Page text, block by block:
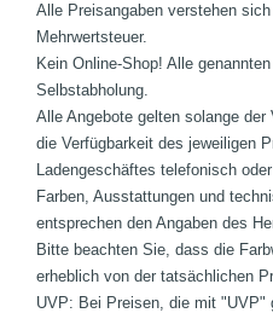
Alle Preisangaben verstehen
Mehrwertsteuer.
Kein Online-Shop! Alle
Selbstabholung.
Alle Angebote gelten solange
die Verfügbarkeit des jeweiligen
Ladengeschäftes telefonisch
Farben, Ausstattungen und
entsprechen den Angaben des
Bitte beachten Sie, dass die
erheblich von der tatsächlichen
UVP: Bei Preisen, die mit "UVP"